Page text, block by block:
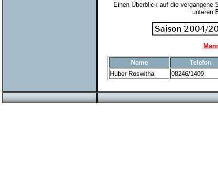
Einen Überblick auf die
unteren
Name
Telefon
Huber Roswitha
08246/1409